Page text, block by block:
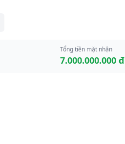
Tổng tiền mặt nhận
7.000.000.000 đ